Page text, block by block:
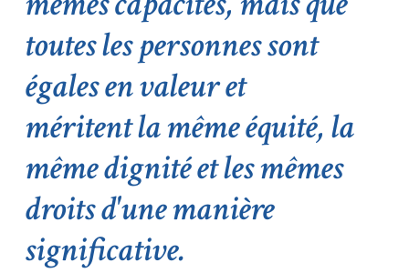
toutes les personnes sont
égales en valeur et
méritent la même équité, la
même dignité et les mêmes
droits d'une manière
significative.